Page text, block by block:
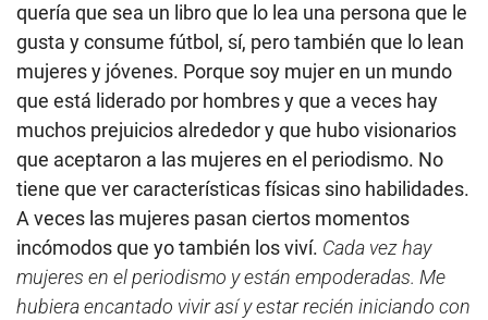
quería que sea un libro que lo lea una persona que le
gusta y consume fútbol, sí, pero también que lo lean
mujeres y jóvenes. Porque soy mujer en un mundo
que está liderado por hombres y que a veces hay
muchos prejuicios alrededor y que hubo visionarios
que aceptaron a las mujeres en el periodismo. No
tiene que ver características físicas sino habilidades.
A veces las mujeres pasan ciertos momentos
incómodos que yo también los viví. Cada vez hay
mujeres en el periodismo y están empoderadas. Me
hubiera encantado vivir así y estar recién iniciando con